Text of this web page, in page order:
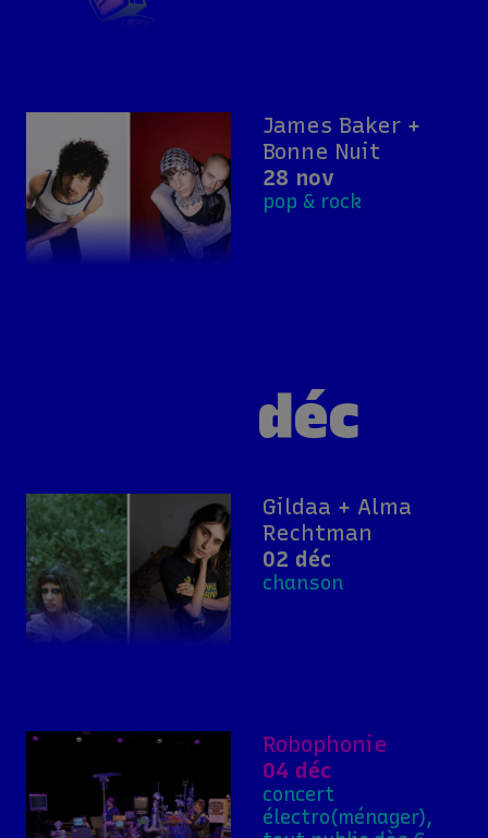
James Baker +
Bonne Nuit
28 nov
pop & rock
déc
Gildaa + Alma
Rechtman
02 déc
chanson
Robophonie
04 déc
concert
électro(ménager),